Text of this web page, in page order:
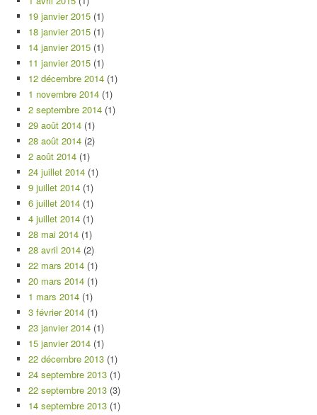
19 janvier 2015 (1)
18 janvier 2015 (1)
14 janvier 2015 (1)
11 janvier 2015 (1)
12 décembre 2014 (1)
1 novembre 2014 (1)
2 septembre 2014 (1)
29 août 2014 (1)
28 août 2014 (2)
2 août 2014 (1)
24 juillet 2014 (1)
9 juillet 2014 (1)
6 juillet 2014 (1)
4 juillet 2014 (1)
28 mai 2014 (1)
28 avril 2014 (2)
22 mars 2014 (1)
20 mars 2014 (1)
1 mars 2014 (1)
3 février 2014 (1)
23 janvier 2014 (1)
15 janvier 2014 (1)
22 décembre 2013 (1)
24 septembre 2013 (1)
22 septembre 2013 (3)
14 septembre 2013 (1)